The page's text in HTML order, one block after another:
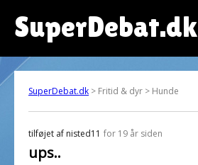
SuperDebat.dk
SuperDebat.dk > Fritid & dyr > Hunde
tilføjet af nisted11 for 19 år siden
ups..